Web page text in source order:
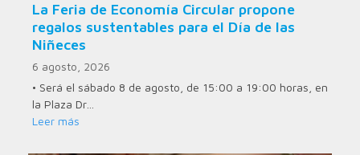
La Feria de Economía Circular propone
regalos sustentables para el Día de las
Niñeces
6 agosto, 2026
• Será el sábado 8 de agosto, de 15:00 a 19:00 horas, en
la Plaza Dr…
Leer más